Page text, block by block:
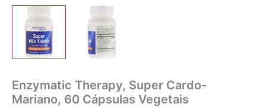
Enzymatic Therapy, Super Cardo-
Mariano, 60 Cápsulas Vegetais